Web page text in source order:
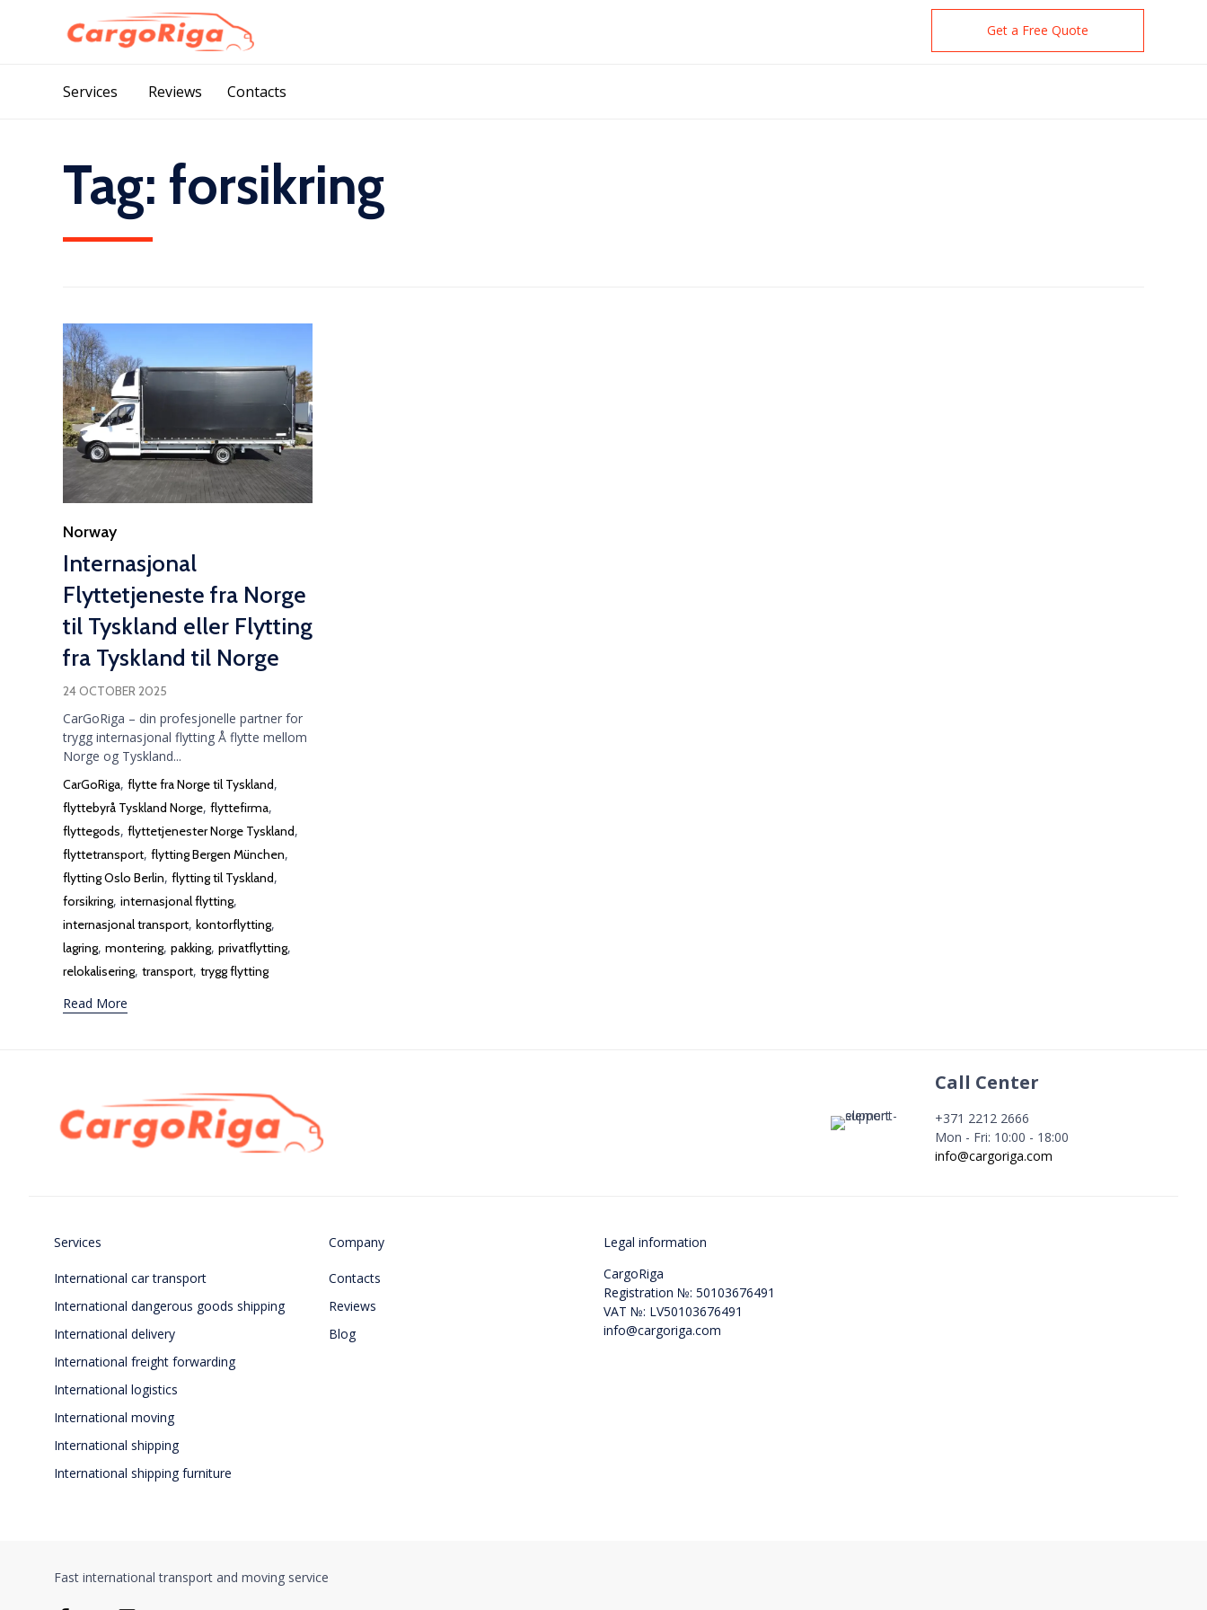
Get a Free Quote
Services Reviews Contacts
Tag: forsikring
Category
Norway
Internasjonal
Flyttetjeneste fra Norge
til Tyskland eller Flytting
fra Tyskland til Norge
24 OCTOBER 2025
CarGoRiga – din profesjonelle partner for
trygg internasjonal flytting Å flytte mellom
Norge og Tyskland...
Tags
CarGoRiga, flytte fra Norge til Tyskland,
flyttebyrå Tyskland Norge, flyttefirma,
flyttegods, flyttetjenester Norge Tyskland,
flyttetransport, flytting Bergen München,
flytting Oslo Berlin, flytting til Tyskland,
forsikring, internasjonal flytting,
internasjonal transport, kontorflytting,
lagring, montering, pakking, privatflytting,
relokalisering, transport, trygg flytting
Read More
Call Center
+371 2212 2666
Mon - Fri: 10:00 - 18:00
info@cargoriga.com
Services
International car transport
International dangerous goods shipping
International delivery
International freight forwarding
International logistics
International moving
International shipping
International shipping furniture
Company
Contacts
Reviews
Blog
Legal information
CargoRiga
Registration №: 50103676491
VAT №: LV50103676491
info@cargoriga.com
Fast international transport and moving service